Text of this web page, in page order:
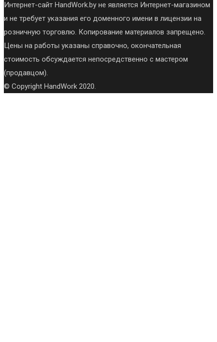
Интернет-сайт HandWork.by не является Интернет-магазином
и не требует указания его доменного имени в лицензии на
розничную торговлю. Копирование материалов запрещено.
Цены на работы указаны справочно, окончательная
стоимость обсуждается непосредственно с мастером
(продавцом).
© Copyright HandWork 2020.